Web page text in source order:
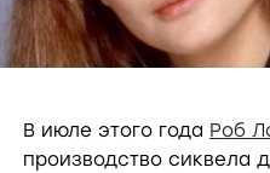
В июле этого года Роб
производство сиквела